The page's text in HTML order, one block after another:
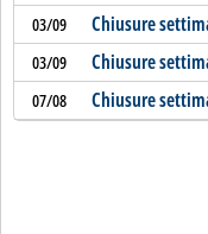
03/09 Chiusure
03/09 Chiusure
07/08 Chiusure